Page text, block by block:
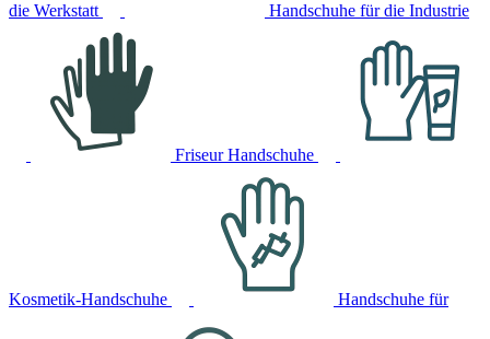
die Werkstatt Handschuhe für die Industrie
Friseur Handschuhe
Kosmetik-Handschuhe Handschuhe für